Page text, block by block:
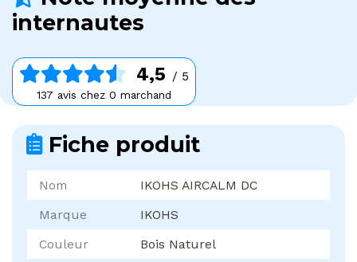
internautes
4,5 / 5
137 avis chez 0 marchand
Fiche produit
Nom
IKOHS AIRCALM DC
Marque
IKOHS
Couleur
Bois Naturel